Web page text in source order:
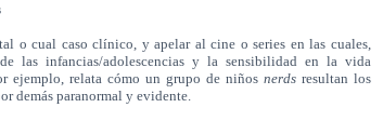
o cual caso clínico, y apelar al cine o series en las cuales,
las infancias/adolescencias y la sensibilidad en la vida
ejemplo, relata cómo un grupo de niños nerds resultan los
demás paranormal y evidente.